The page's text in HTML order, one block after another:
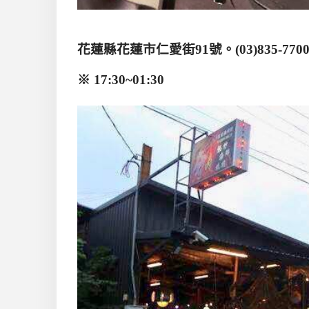
花蓮縣花蓮市仁愛街91號。 (03)835-7700
※ 17:30~01:30